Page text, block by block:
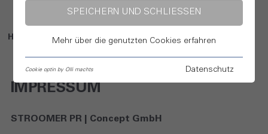
Home Impressum
IMPRESSUM
STROOMER PR | Concept GmbH
SPEICHERN UND SCHLIESSEN
Mehr über die genutzten Cookies erfahren
Cookie optin by Olli machts Datenschutz